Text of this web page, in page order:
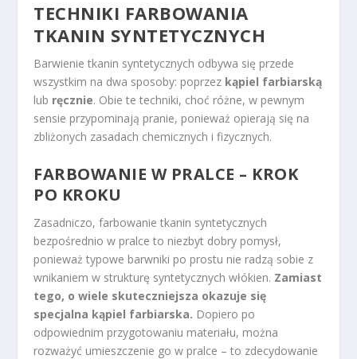
TECHNIKI FARBOWANIA
TKANIN SYNTETYCZNYCH
Barwienie tkanin syntetycznych odbywa się przede
wszystkim na dwa sposoby: poprzez kąpiel farbiarską
lub ręcznie. Obie te techniki, choć różne, w pewnym
sensie przypominają pranie, ponieważ opierają się na
zbliżonych zasadach chemicznych i fizycznych.
FARBOWANIE W PRALCE – KROK
PO KROKU
Zasadniczo, farbowanie tkanin syntetycznych
bezpośrednio w pralce to niezbyt dobry pomysł,
ponieważ typowe barwniki po prostu nie radzą sobie z
wnikaniem w strukturę syntetycznych włókien. Zamiast
tego, o wiele skuteczniejsza okazuje się
specjalna kąpiel farbiarska. Dopiero po
odpowiednim przygotowaniu materiału, można
rozważyć umieszczenie go w pralce – to zdecydowanie